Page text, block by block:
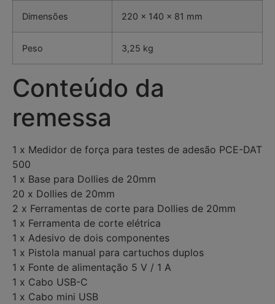
Dimensões 220 x 140 x 81 mm
Peso 3,25 kg
Conteúdo da
remessa
1 x Medidor de força para testes de adesão PCE-DAT
500
1 x Base para Dollies de 20mm
20 x Dollies de 20mm
2 x Ferramentas de corte para Dollies de 20mm
1 x Ferramenta de corte elétrica
1 x Adesivo de dois componentes
1 x Pistola manual para cartuchos duplos
1 x Fonte de alimentação 5 V / 1 A
1 x Cabo USB-C
1 x Cabo mini USB